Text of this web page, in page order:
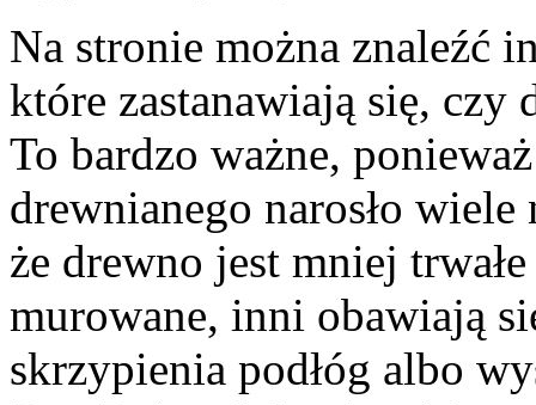
Na stronie można znaleźć
które zastanawiają się, czy
To bardzo ważne,
drewnianego narosło
że drewno jest mniej
murowane, inni obawiają
skrzypienia podłóg albo